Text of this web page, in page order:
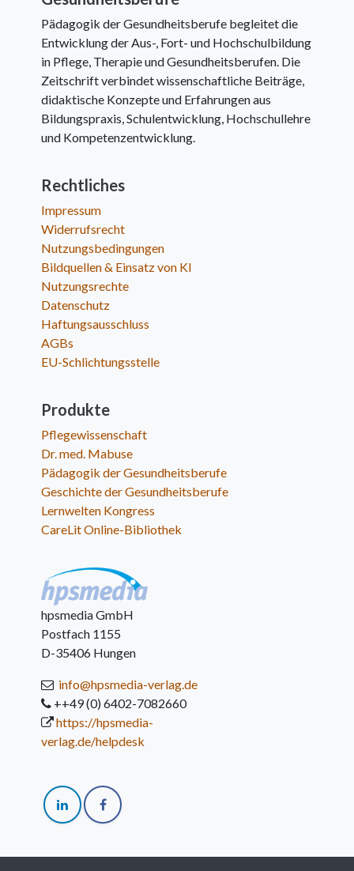
Pädagogik der Gesundheitsberufe begleitet die
Entwicklung der Aus-, Fort- und Hochschulbildung
in Pflege, Therapie und Gesundheitsberufen. Die
Zeitschrift verbindet wissenschaftliche Beiträge,
didaktische Konzepte und Erfahrungen aus
Bildungspraxis, Schulentwicklung, Hochschullehre
und Kompetenzentwicklung.
Rechtliches
Impressum
Widerrufsrecht
Nutzungsbedingungen
Bildquellen & Einsatz von KI
Nutzungsrechte
Datenschutz
Haftungsausschluss
AGBs
EU-Schlichtungsstelle
Produkte
Pflegewissenschaft
Dr. med. Mabuse
Pädagogik der Gesundheitsberufe
Geschichte der Gesundheitsberufe
Lernwelten Kongress
CareLit Online-Bibliothek
hpsmedia GmbH
Postfach 1155
D-35406 Hungen
info@hpsmedia-verlag.de
++49 (0) 6402-7082660
https://hpsmedia-
verlag.de/helpdesk